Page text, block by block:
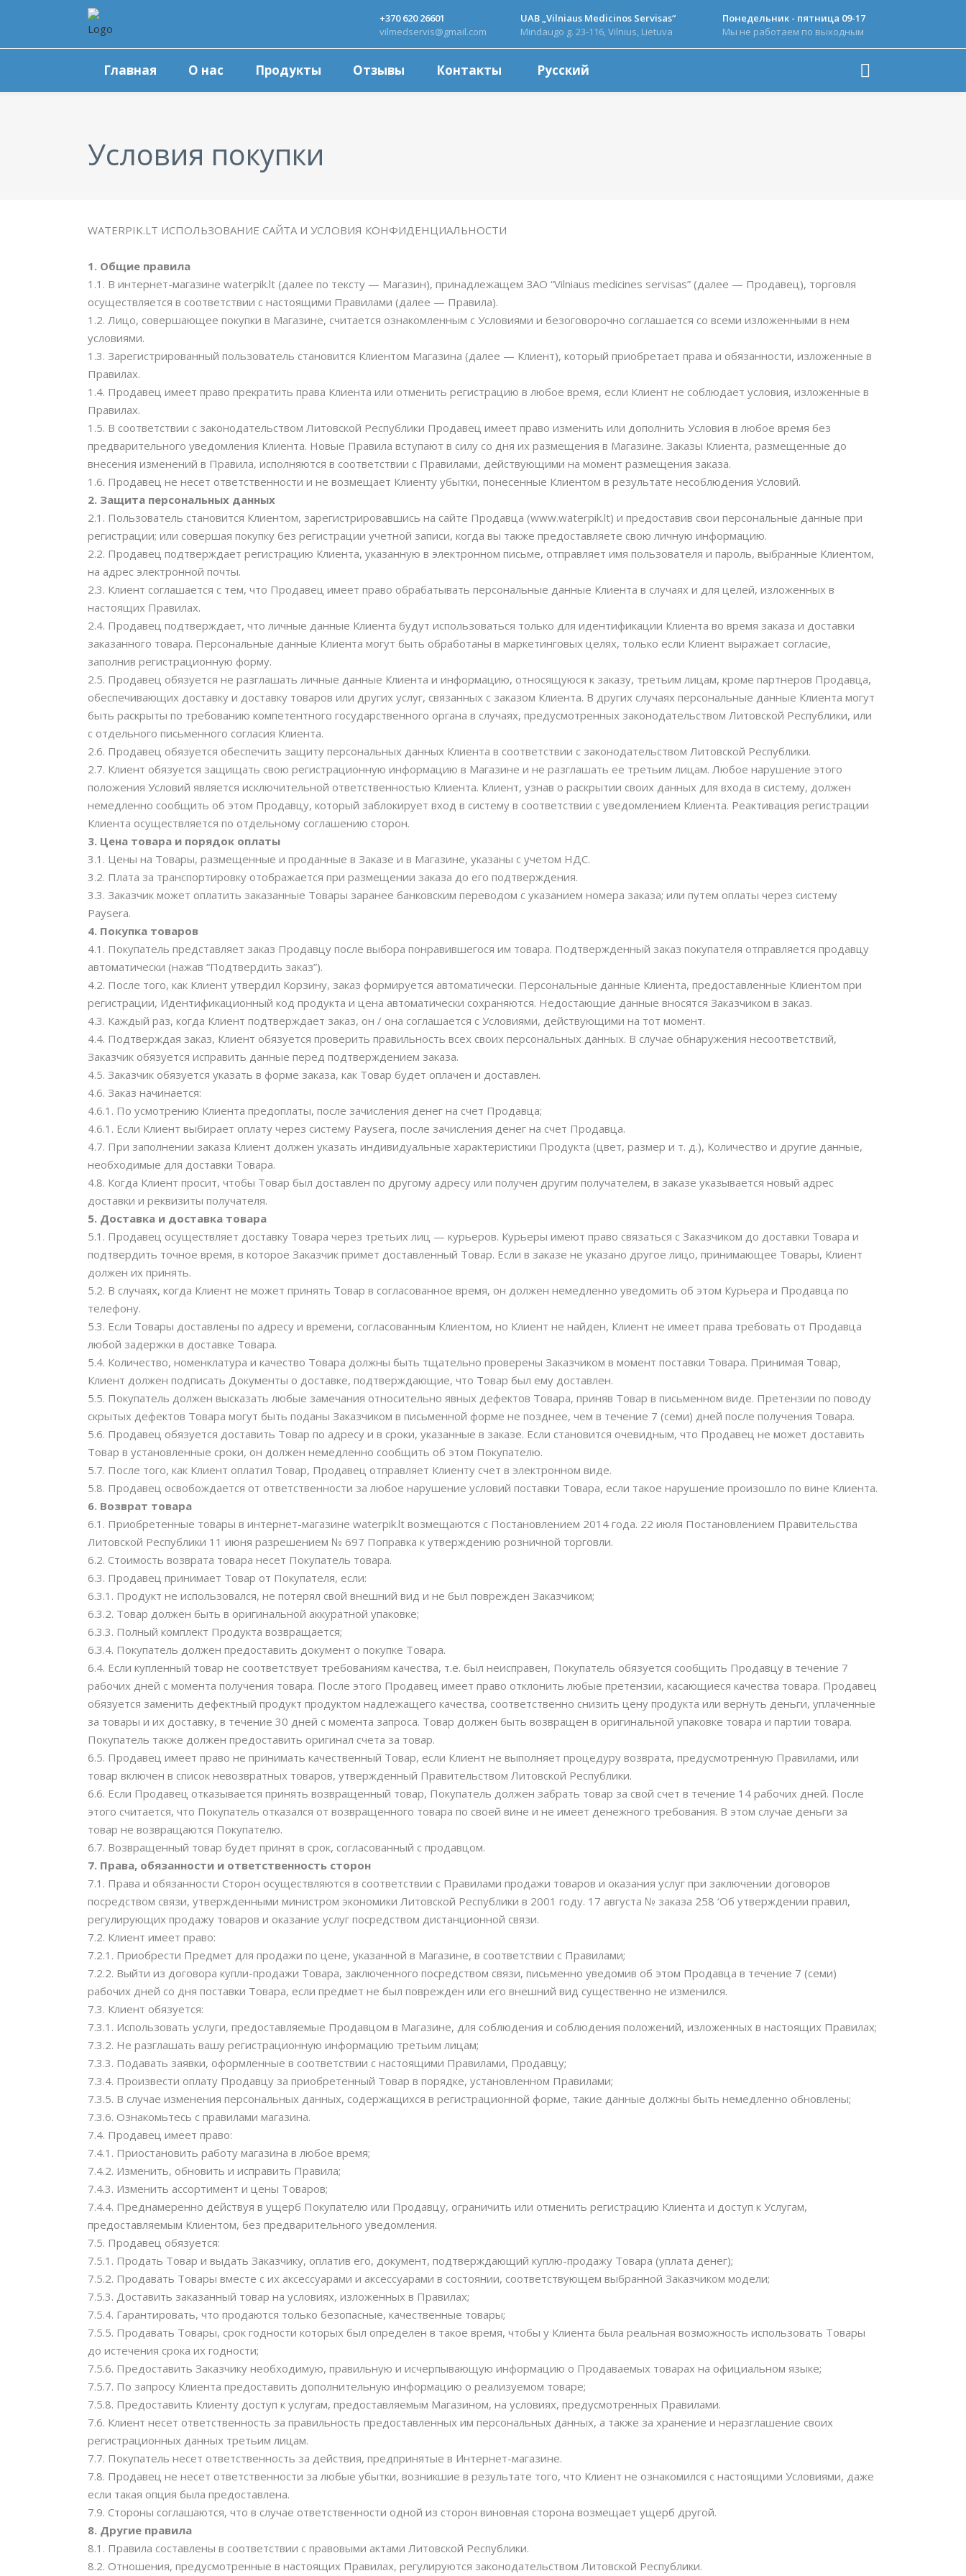
+370 620 26601
vilmedservis@gmail.com
UAB „Vilniaus Medicinos Servisas“
Mindaugo g. 23-116, Vilnius, Lietuva
Понедельник - пятница 09-17
Мы не работаем по выходным
Главная О нас Продукты Отзывы Контакты Русский
Условия покупки
WATERPIK.LT ИСПОЛЬЗОВАНИЕ САЙТА И УСЛОВИЯ КОНФИДЕНЦИАЛЬНОСТИ
1. Oбщие правила
1.1. В интернет-магазине waterpik.lt (далее по тексту — Магазин), принадлежащем ЗАО “Vilniaus medicines servisas” (далее — Продавец), торговля
осуществляется в соответствии с настоящими Правилами (далее — Правила).
1.2. Лицо, совершающее покупки в Магазине, считается ознакомленным с Условиями и безоговорочно соглашается со всеми изложенными в нем
условиями.
1.3. Зарегистрированный пользователь становится Клиентом Магазина (далее — Клиент), который приобретает права и обязанности, изложенные в
Правилах.
1.4. Продавец имеет право прекратить права Клиента или отменить регистрацию в любое время, если Клиент не соблюдает условия, изложенные в
Правилах.
1.5. В соответствии с законодательством Литовской Республики Продавец имеет право изменить или дополнить Условия в любое время без
предварительного уведомления Клиента. Новые Правила вступают в силу со дня их размещения в Магазине. Заказы Клиента, размещенные до
внесения изменений в Правила, исполняются в соответствии с Правилами, действующими на момент размещения заказа.
1.6. Продавец не несет ответственности и не возмещает Клиенту убытки, понесенные Клиентом в результате несоблюдения Условий.
2. Защита персональных данных
2.1. Пользователь становится Клиентом, зарегистрировавшись на сайте Продавца (www.waterpik.lt) и предоставив свои персональные данные при
регистрации; или совершая покупку без регистрации учетной записи, когда вы также предоставляете свою личную информацию.
2.2. Продавец подтверждает регистрацию Клиента, указанную в электронном письме, отправляет имя пользователя и пароль, выбранные Клиентом,
на адрес электронной почты.
2.3. Клиент соглашается с тем, что Продавец имеет право обрабатывать персональные данные Клиента в случаях и для целей, изложенных в
настоящих Правилах.
2.4. Продавец подтверждает, что личные данные Клиента будут использоваться только для идентификации Клиента во время заказа и доставки
заказанного товара. Персональные данные Клиента могут быть обработаны в маркетинговых целях, только если Клиент выражает согласие,
заполнив регистрационную форму.
2.5. Продавец обязуется не разглашать личные данные Клиента и информацию, относящуюся к заказу, третьим лицам, кроме партнеров Продавца,
обеспечивающих доставку и доставку товаров или других услуг, связанных с заказом Клиента. В других случаях персональные данные Клиента могут
быть раскрыты по требованию компетентного государственного органа в случаях, предусмотренных законодательством Литовской Республики, или
с отдельного письменного согласия Клиента.
2.6. Продавец обязуется обеспечить защиту персональных данных Клиента в соответствии с законодательством Литовской Республики.
2.7. Клиент обязуется защищать свою регистрационную информацию в Магазине и не разглашать ее третьим лицам. Любое нарушение этого
положения Условий является исключительной ответственностью Клиента. Клиент, узнав о раскрытии своих данных для входа в систему, должен
немедленно сообщить об этом Продавцу, который заблокирует вход в систему в соответствии с уведомлением Клиента. Реактивация регистрации
Клиента осуществляется по отдельному соглашению сторон.
3. Цена товара и порядок оплаты
3.1. Цены на Товары, размещенные и проданные в Заказе и в Магазине, указаны с учетом НДС.
3.2. Плата за транспортировку отображается при размещении заказа до его подтверждения.
3.3. Заказчик может оплатить заказанные Товары заранее банковским переводом с указанием номера заказа; или путем оплаты через систему
Paysera.
4. Покупка товаров
4.1. Покупатель представляет заказ Продавцу после выбора понравившегося им товара. Подтвержденный заказ покупателя отправляется продавцу
автоматически (нажав “Подтвердить заказ”).
4.2. После того, как Клиент утвердил Корзину, заказ формируется автоматически. Персональные данные Клиента, предоставленные Клиентом при
регистрации, Идентификационный код продукта и цена автоматически сохраняются. Недостающие данные вносятся Заказчиком в заказ.
4.3. Каждый раз, когда Клиент подтверждает заказ, он / она соглашается с Условиями, действующими на тот момент.
4.4. Подтверждая заказ, Клиент обязуется проверить правильность всех своих персональных данных. В случае обнаружения несоответствий,
Заказчик обязуется исправить данные перед подтверждением заказа.
4.5. Заказчик обязуется указать в форме заказа, как Товар будет оплачен и доставлен.
4.6. Заказ начинается:
4.6.1. По усмотрению Клиента предоплаты, после зачисления денег на счет Продавца;
4.6.1. Если Клиент выбирает оплату через систему Paysera, после зачисления денег на счет Продавца.
4.7. При заполнении заказа Клиент должен указать индивидуальные характеристики Продукта (цвет, размер и т. д.), Количество и другие данные,
необходимые для доставки Товара.
4.8. Когда Клиент просит, чтобы Товар был доставлен по другому адресу или получен другим получателем, в заказе указывается новый адрес
доставки и реквизиты получателя.
5. Доставка и доставка товара
5.1. Продавец осуществляет доставку Товара через третьих лиц — курьеров. Курьеры имеют право связаться с Заказчиком до доставки Товара и
подтвердить точное время, в которое Заказчик примет доставленный Товар. Если в заказе не указано другое лицо, принимающее Товары, Клиент
должен их принять.
5.2. В случаях, когда Клиент не может принять Товар в согласованное время, он должен немедленно уведомить об этом Курьера и Продавца по
телефону.
5.3. Если Товары доставлены по адресу и времени, согласованным Клиентом, но Клиент не найден, Клиент не имеет права требовать от Продавца
любой задержки в доставке Товара.
5.4. Количество, номенклатура и качество Товара должны быть тщательно проверены Заказчиком в момент поставки Товара. Принимая Товар,
Клиент должен подписать Документы о доставке, подтверждающие, что Товар был ему доставлен.
5.5. Покупатель должен высказать любые замечания относительно явных дефектов Товара, приняв Товар в письменном виде. Претензии по поводу
скрытых дефектов Товара могут быть поданы Заказчиком в письменной форме не позднее, чем в течение 7 (семи) дней после получения Товара.
5.6. Продавец обязуется доставить Товар по адресу и в сроки, указанные в заказе. Если становится очевидным, что Продавец не может доставить
Товар в установленные сроки, он должен немедленно сообщить об этом Покупателю.
5.7. После того, как Клиент оплатил Товар, Продавец отправляет Клиенту счет в электронном виде.
5.8. Продавец освобождается от ответственности за любое нарушение условий поставки Товара, если такое нарушение произошло по вине Клиентa.
6. Возврат товара
6.1. Приобретенные товары в интернет-магазине waterpik.lt возмещаются с Постановлением 2014 года. 22 июля Постановлением Правительства
Литовской Республики 11 июня разрешением № 697 Поправка к утверждению розничной торговли.
6.2. Стоимость возврата товара несет Покупатель товара.
6.3. Продавец принимает Товар от Покупателя, если:
6.3.1. Продукт не использовался, не потерял свой внешний вид и не был поврежден Заказчиком;
6.3.2. Товар должен быть в оригинальной аккуратной упаковке;
6.3.3. Полный комплект Продукта возвращается;
6.3.4. Покупатель должен предоставить документ о покупке Товара.
6.4. Если купленный товар не соответствует требованиям качества, т.е. был неисправен, Покупатель обязуется сообщить Продавцу в течение 7
рабочих дней с момента получения товара. После этого Продавец имеет право отклонить любые претензии, касающиеся качества товара. Продавец
обязуется заменить дефектный продукт продуктом надлежащего качества, соответственно снизить цену продукта или вернуть деньги, уплаченные
за товары и их доставку, в течение 30 дней с момента запроса. Товар должен быть возвращен в оригинальной упаковке товара и партии товара.
Покупатель также должен предоставить оригинал счета за товар.
6.5. Продавец имеет право не принимать качественный Товар, если Клиент не выполняет процедуру возврата, предусмотренную Правилами, или
товар включен в список невозвратных товаров, утвержденный Правительством Литовской Республики.
6.6. Если Продавец отказывается принять возвращенный товар, Покупатель должен забрать товар за свой счет в течение 14 рабочих дней. После
этого считается, что Покупатель отказался от возвращенного товара по своей вине и не имеет денежного требования. В этом случае деньги за
товар не возвращаются Покупателю.
6.7. Возвращенный товар будет принят в срок, согласованный с продавцом.
7. Права, обязанности и ответственность сторон
7.1. Права и обязанности Сторон осуществляются в соответствии с Правилами продажи товаров и оказания услуг при заключении договоров
посредством связи, утвержденными министром экономики Литовской Республики в 2001 году. 17 августа № заказа 258 ‘Об утверждении правил,
регулирующих продажу товаров и оказание услуг посредством дистанционной связи.
7.2. Клиент имеет право:
7.2.1. Приобрести Предмет для продажи по цене, указанной в Магазине, в соответствии с Правилами;
7.2.2. Выйти из договора купли-продажи Товара, заключенного посредством связи, письменно уведомив об этом Продавца в течение 7 (семи)
рабочих дней со дня поставки Товара, если предмет не был поврежден или его внешний вид существенно не изменился.
7.3. Клиент обязуется:
7.3.1. Использовать услуги, предоставляемые Продавцом в Магазине, для соблюдения и соблюдения положений, изложенных в настоящих Правилах;
7.3.2. Не разглашать вашу регистрационную информацию третьим лицам;
7.3.3. Подавать заявки, оформленные в соответствии с настоящими Правилами, Продавцу;
7.3.4. Произвести оплату Продавцу за приобретенный Товар в порядке, установленном Правилами;
7.3.5. В случае изменения персональных данных, содержащихся в регистрационной форме, такие данные должны быть немедленно обновлены;
7.3.6. Ознакомьтесь с правилами магазина.
7.4. Продавец имеет право:
7.4.1. Приостановить работу магазина в любое время;
7.4.2. Изменить, обновить и исправить Правила;
7.4.3. Изменить ассортимент и цены Товаров;
7.4.4. Преднамеренно действуя в ущерб Покупателю или Продавцу, ограничить или отменить регистрацию Клиента и доступ к Услугам,
предоставляемым Клиентом, без предварительного уведомления.
7.5. Продавец обязуется:
7.5.1. Продать Товар и выдать Заказчику, оплатив его, документ, подтверждающий куплю-продажу Товара (уплата денег);
7.5.2. Продавать Товары вместе с их аксессуарами и аксессуарами в состоянии, соответствующем выбранной Заказчиком модели;
7.5.3. Доставить заказанный товар на условиях, изложенных в Правилах;
7.5.4. Гарантировать, что продаются только безопасные, качественные товары;
7.5.5. Продавать Товары, срок годности которых был определен в такое время, чтобы у Клиента была реальная возможность использовать Товары
до истечения срока их годности;
7.5.6. Предоставить Заказчику необходимую, правильную и исчерпывающую информацию о Продаваемых товарах на официальном языке;
7.5.7. По запросу Клиента предоставить дополнительную информацию о реализуемом товаре;
7.5.8. Предоставить Клиенту доступ к услугам, предоставляемым Магазином, на условиях, предусмотренных Правилами.
7.6. Клиент несет ответственность за правильность предоставленных им персональных данных, а также за хранение и неразглашение своих
регистрационных данных третьим лицам.
7.7. Покупатель несет ответственность за действия, предпринятые в Интернет-магазине.
7.8. Продавец не несет ответственности за любые убытки, возникшие в результате того, что Клиент не ознакомился с настоящими Условиями, даже
если такая опция была предоставлена.
7.9. Стороны соглашаются, что в случае ответственности одной из сторон виновная сторона возмещает ущерб другой.
8. Другиe правила
8.1. Правила составлены в соответствии с правовыми актами Литовской Республики.
8.2. Отношения, предусмотренные в настоящих Правилах, регулируются законодательством Литовской Республики.